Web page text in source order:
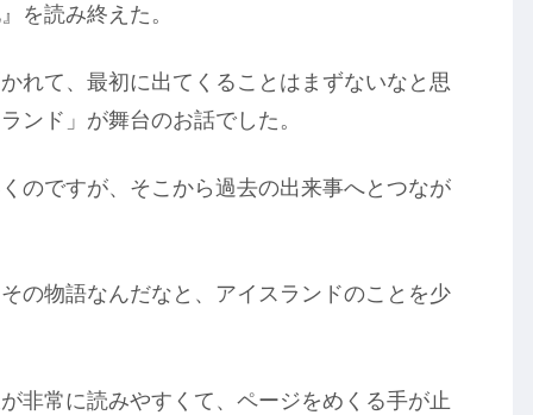
を読み終えた。
れて、最初に出てくることはまずないなと思
ンド」が舞台のお話でした。
のですが、そこから過去の出来事へとつなが
の物語なんだなと、アイスランドのことを少
非常に読みやすくて、ページをめくる手が止